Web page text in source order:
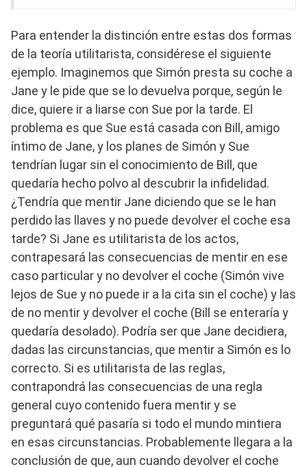
Para entender la distinción entre estas dos formas
de la teoría utilitarista, considérese el siguiente
ejemplo. Imaginemos que Simón presta su coche a
Jane y le pide que se lo devuelva porque, según le
dice, quiere ir a liarse con Sue por la tarde. El
problema es que Sue está casada con Bill, amigo
íntimo de Jane, y los planes de Simón y Sue
tendrían lugar sin el conocimiento de Bill, que
quedaría hecho polvo al descubrir la infidelidad.
¿Tendría que mentir Jane diciendo que se le han
perdido las llaves y no puede devolver el coche esa
tarde? Si Jane es utilitarista de los actos,
contrapesará las consecuencias de mentir en ese
caso particular y no devolver el coche (Simón vive
lejos de Sue y no puede ir a la cita sin el coche) y las
de no mentir y devolver el coche (Bill se enteraría y
quedaría desolado). Podría ser que Jane decidiera,
dadas las circunstancias, que mentir a Simón es lo
correcto. Si es utilitarista de las reglas,
contrapondrá las consecuencias de una regla
general cuyo contenido fuera mentir y se
preguntará qué pasaría si todo el mundo mintiera
en esas circunstancias. Probablemente llegara a la
conclusión de que, aun cuando devolver el coche